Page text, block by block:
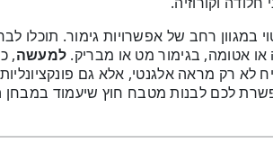
רחב של אפשרויות גימור. תוכלו
או אטומה, בגימור מט או מבריק. למעשה,
לא רק מראה אלגנטי, אלא גם
לכם לבנות מטבח חוץ שיעמוד במבחן